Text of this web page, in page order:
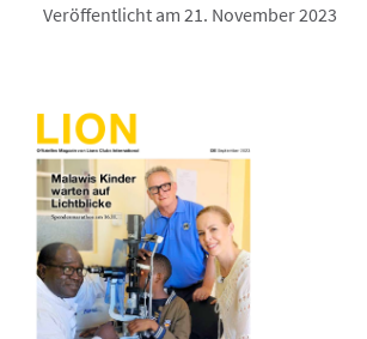
Veröffentlicht am 21. November 2023